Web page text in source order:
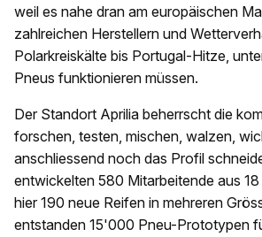
weil es nahe dran am europäischen
zahlreichen Herstellern und
Polarkreiskälte bis Portugal-Hitze,
Pneus funktionieren müssen.
Der Standort Aprilia beherrscht die
forschen, testen, mischen, walzen,
anschliessend noch das Profil
entwickelten 580 Mitarbeitende aus
hier 190 neue Reifen in mehreren
entstanden 15'000 Pneu-Prototypen